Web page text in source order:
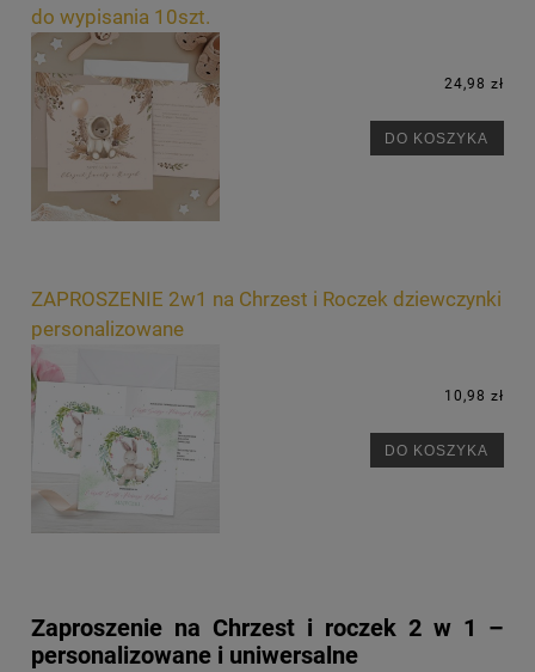
do wypisania 10szt.
24,98 zł
DO KOSZYKA
ZAPROSZENIE 2w1 na Chrzest i Roczek dziewczynki
personalizowane
10,98 zł
DO KOSZYKA
Zaproszenie na Chrzest i roczek 2 w 1 –
personalizowane i uniwersalne